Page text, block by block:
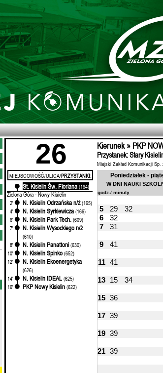
26 Kierunek » PKP
Przystanek: Stary
Miejski Zakład Komunikacji
MIEJSCOWOŚĆ/ULICA/PRZYSTANKI:
St. Kisielin Św. Floriana (164)
Zielona Góra - Nowy Kisielin
2' N. Kisielin Odrzańska n/ż (165)
4'
N. Kisielin Syrkiewicza (166)
6'
N. Kisielin Park Tech. (609)
7'
N. Kisielin Wysockiego n/ż
(610)
8'
N. Kisielin Panattoni (630)
10'
N. Kisielin Spinko (652)
12'
N. Kisielin Ekoenergetyka
(626)
14'
N. Kisielin IDEAL (625)
16'
PKP Nowy Kisielin (622)
Poniedziałek -
W DNI NAUKI
godz./ minuty
5 29 32
6
32
7
31
9 41
11 41
13 15 34
15 36
17 39
19 39
21 39